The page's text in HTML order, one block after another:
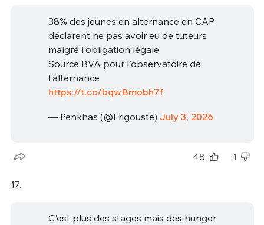
38% des jeunes en alternance en CAP
déclarent ne pas avoir eu de tuteurs
malgré l'obligation légale.
Source BVA pour l'observatoire de
l'alternance
https://t.co/bqwBmobh7f
— Penkhas (@Frigouste) July 3, 2026
48 1
17.
C'est plus des stages mais des hunger